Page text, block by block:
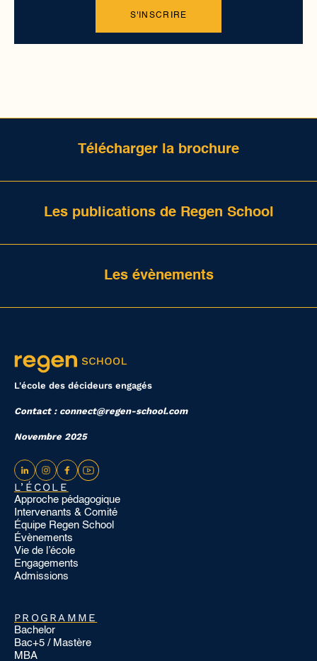
S'INSCRIRE
Télécharger la brochure
Les publications de Regen School
Les évènements
L'école des décideurs engagés
Contact : connect@regen-school.com
Novembre 2025
L’ÉCOLE
Approche pédagogique
Intervenants & Comité
Équipe Regen School
Évènements
Vie de l’école
Engagements
Admissions
PROGRAMME
Bachelor
Bac+5 / Mastère
MBA